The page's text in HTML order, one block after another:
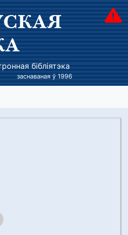
бібліятэка
заснаваная ў 1996